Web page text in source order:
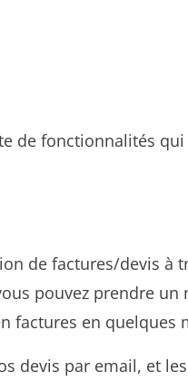
de fonctionnalités
de factures/devis
pouvez prendre
factures en quelques
devis par email, et